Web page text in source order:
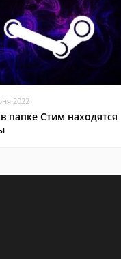
2022
папке Стим находятся